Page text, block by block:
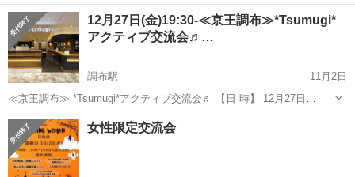
☆彡グラッドマルシェ for ハンドメイド☆彡 ハンドメイド作家が制作
したオリジナルアクセサリー・小物などアート作品 フリマと同時開催
で...
東京 調布市 飛田給駅 ハンドメイド
12月27日(金)19:30-≪京王調布≫*Tsumugi*
アクティブ交流会♬…
調布駅
11月2日
≪京王調布≫ *Tsumugi*アクティブ交流会♬ 【日 時】 12月27日
(金)19:30-20:45 ※途中参加・途中退出ご自由にOK！ 【会 場】 カフェ
ソラーレ Tsumugi トリエ京王調布店 ...
東京 調布市 調布駅 その他
女性限定交流会